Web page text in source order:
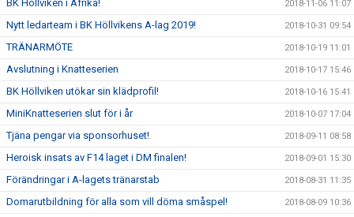
BK Höllviken i Afrika! 2018-11-06 11:07
Nytt ledarteam i BK Höllvikens A-lag 2019! 2018-10-31 09:54
TRÄNARMÖTE 2018-10-19 11:01
Avslutning i Knatteserien 2018-10-17 15:46
BK Höllviken utökar sin klädprofil! 2018-10-16 15:41
MiniKnatteserien slut för i år 2018-10-07 17:04
Tjäna pengar via sponsorhuset! 2018-09-11 08:58
Heroisk insats av F14 laget i DM finalen! 2018-09-01 15:30
Förändringar i A-lagets tränarstab 2018-08-31 11:35
Domarutbildning för alla som vill döma småspel! 2018-08-09 10:36